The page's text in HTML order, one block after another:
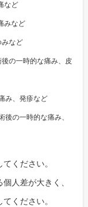
など
みなど
みなど
の一時的な痛み、皮
み、発疹など
後の一時的な痛み、
ください。
人差が大きく、
ください。